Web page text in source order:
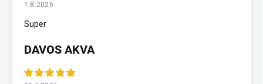
1.8.2026
Super
DAVOS AKVA